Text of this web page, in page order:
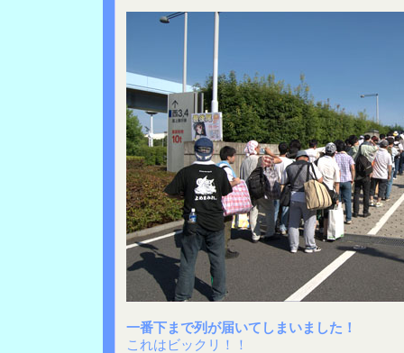
一番下まで列が届いてしまいました！
これはビックリ！！